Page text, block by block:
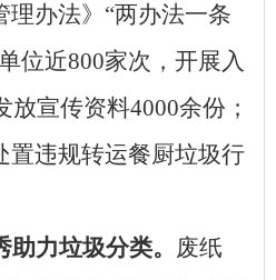
理办法》“两办法一条
位近800家次，开展入
放宣传资料4000余份；
置违规转运餐厨垃圾行
力垃圾分类。 废纸